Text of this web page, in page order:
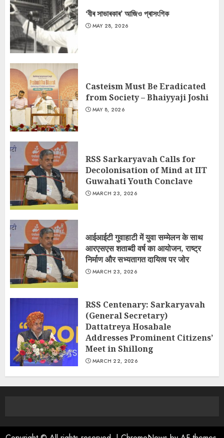
‘বীৰ সাভাৰকাৰ’ আজিও প্ৰাসংগিক
MAY 28, 2026
Casteism Must Be Eradicated
from Society – Bhaiyyaji Joshi
MAY 8, 2026
RSS Sarkaryavah Calls for
Decolonisation of Mind at IIT
Guwahati Youth Conclave
MARCH 23, 2026
आईआईटी गुवाहाटी में युवा सम्मेलन के साथ
आरएसएस शताब्दी वर्ष का आयोजन, राष्ट्र
निर्माण और सभ्यतागत दायित्व पर जोर
MARCH 23, 2026
RSS Centenary: Sarkaryavah
(General Secretary)
Dattatreya Hosabale
Addresses Prominent Citizens’
Meet in Shillong
MARCH 22, 2026